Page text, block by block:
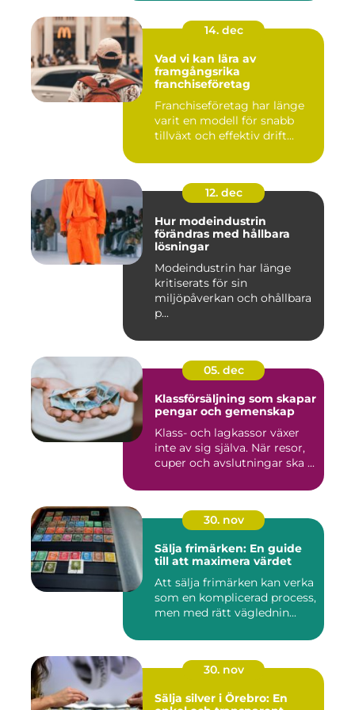
14. dec
Vad vi kan lära av
framgångsrika
franchiseföretag
Franchiseföretag har länge
varit en modell för snabb
tillväxt och effektiv drift...
12. dec
Hur modeindustrin
förändras med hållbara
lösningar
Modeindustrin har länge
kritiserats för sin
miljöpåverkan och ohållbara
p...
05. dec
Klassförsäljning som skapar
pengar och gemenskap
Klass- och lagkassor växer
inte av sig själva. När resor,
cuper och avslutningar ska ...
30. nov
Sälja frimärken: En guide
till att maximera värdet
Att sälja frimärken kan verka
som en komplicerad process,
men med rätt väglednin...
30. nov
Sälja silver i Örebro: En